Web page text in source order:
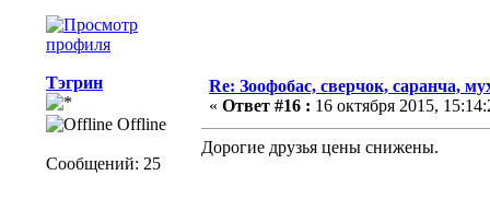
Тэгрин
Offline
Сообщений: 25
Re: Зоофобас, сверчок, саранча,
« Ответ #16 : 16 октября 2015,
Дорогие друзья цены снижены.